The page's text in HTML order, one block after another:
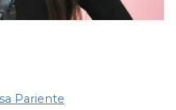
Pariente